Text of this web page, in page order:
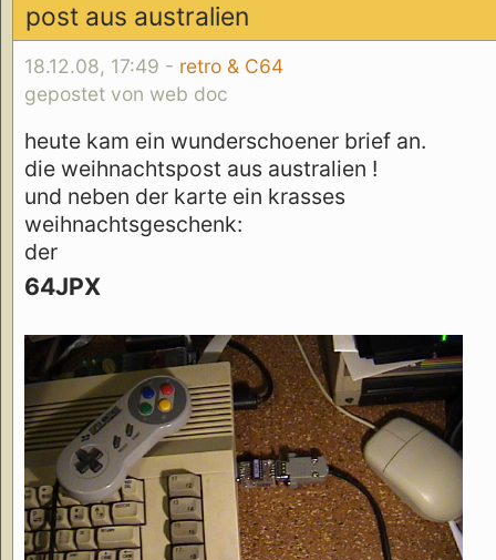
post aus australien
18.12.08, 17:49 - retro & C64
gepostet von web doc
heute kam ein wunderschoener brief an.
die weihnachtspost aus australien !
und neben der karte ein krasses
weihnachtsgeschenk:
der
64JPX